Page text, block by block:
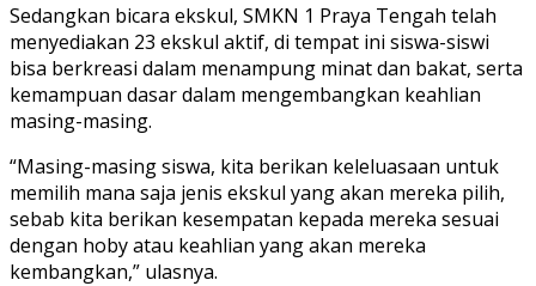
Sedangkan bicara ekskul, SMKN 1 Praya Tengah telah
menyediakan 23 ekskul aktif, di tempat ini siswa-siswi
bisa berkreasi dalam menampung minat dan bakat, serta
kemampuan dasar dalam mengembangkan keahlian
masing-masing.
“Masing-masing siswa, kita berikan keleluasaan untuk
memilih mana saja jenis ekskul yang akan mereka pilih,
sebab kita berikan kesempatan kepada mereka sesuai
dengan hoby atau keahlian yang akan mereka
kembangkan,” ulasnya.